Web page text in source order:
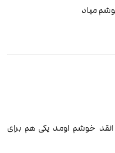
میاد
خوشم اومد یکی هم برای